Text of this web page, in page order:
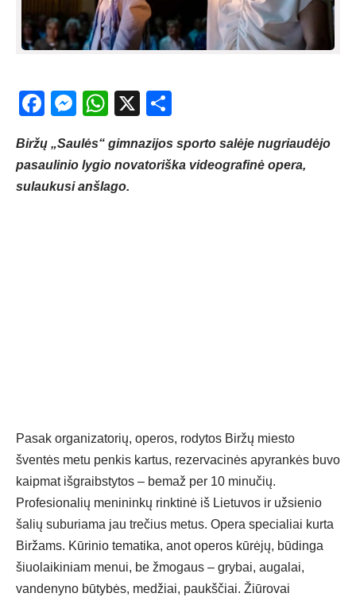
Facebook
Messenger
WhatsApp
X
Biržų „Saulės“ gimnazijos sporto salėje nugriaudėjo
pasaulinio lygio novatoriška videografinė opera,
sulaukusi anšlago.
Pasak organizatorių, operos, rodytos Biržų miesto
šventės metu penkis kartus, rezervacinės apyrankės buvo
kaipmat išgraibstytos – bemaž per 10 minučių.
Profesionalių menininkų rinktinė iš Lietuvos ir užsienio
šalių suburiama jau trečius metus. Opera specialiai kurta
Biržams. Kūrinio tematika, anot operos kūrėjų, būdinga
šiuolaikiniam menui, be žmogaus – grybai, augalai,
vandenyno būtybės, medžiai, paukščiai. Žiūrovai